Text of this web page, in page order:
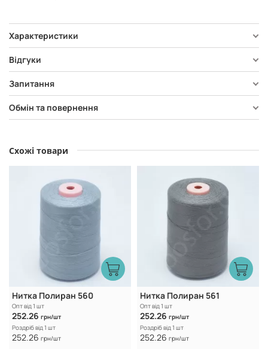
Характеристики
Відгуки
Запитання
Обмін та повернення
Схожі товари
Нитка Полиран 560
Опт від 1 шт
252.26 грн/шт
Роздріб від 1 шт
252.26 грн/шт
Нитка Полиран 561
Опт від 1 шт
252.26 грн/шт
Роздріб від 1 шт
252.26 грн/шт